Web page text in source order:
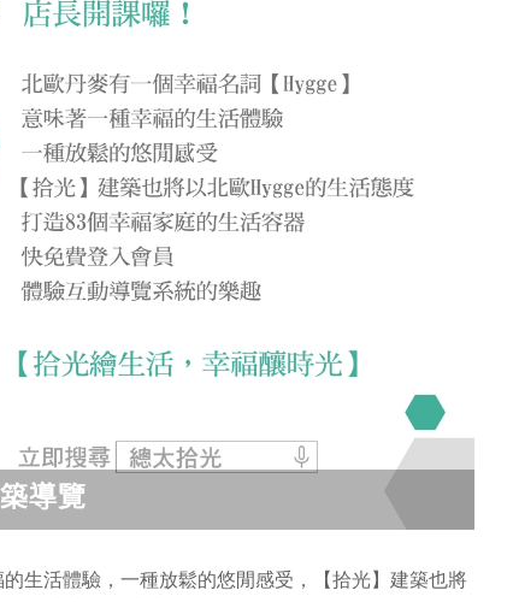
導覽
生活體驗，一種放鬆的悠閒感­受，【拾光】建築也將